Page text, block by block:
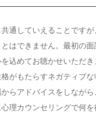
通していえることです
はできません。最初の
込めてお聴かせいただ
がもたらすネガティブ
らアドバイスをしなが
理カウンセリングで何